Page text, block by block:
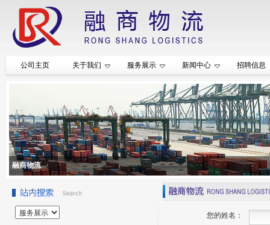
公司主页 关于我们 服务展示 新闻中心 招聘信息
融商物流
您的姓名：